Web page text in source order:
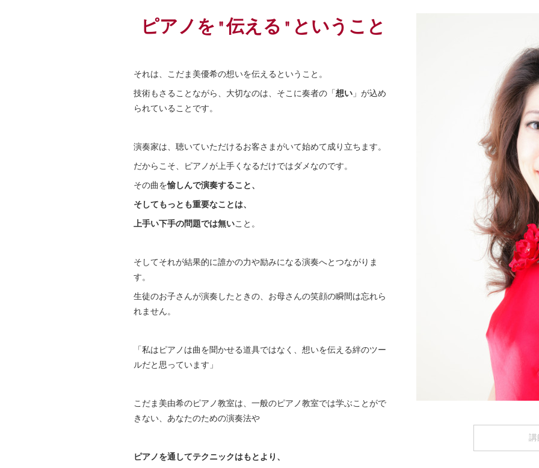
ピアノを"伝える"ということ
それは、こだま美優希の想いを伝えるということ。
技術もさることながら、大切なのは、そこに奏者の「想い 」が込め
られていることです。
演奏家は、聴いていただけるお客さまがいて始めて成り立ちます。
だからこそ、ピアノが上手くなるだけではダメなのです。
その曲を愉しんで演奏すること、
そしてもっとも重要なことは、
上手い下手の問題では無いこと。
そしてそれが結果的に誰かの力や励みになる演奏へとつながりま
す。
生徒のお子さんが演奏したときの、お母さんの笑顔の瞬間は忘れら
れません。
「私はピアノは曲を聞かせる道具ではなく、想いを伝える絆のツー
ルだと思っています」
こだま美由希のピアノ教室は、一般のピアノ教室では学ぶことがで
きない、あなたのための演奏法や
ピアノを通してテクニックはもとより、
講